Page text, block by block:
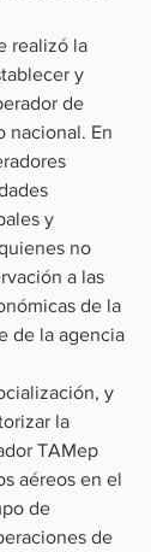
realizó la
y
de
nacional. En
y
no
a las
de la
de la agencia
y
la
TAMep
aéreos en el
de
de